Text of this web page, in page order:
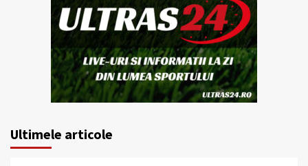
Ultimele articole